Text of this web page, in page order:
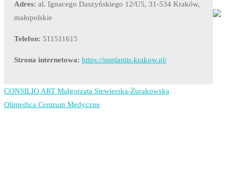
Adres: al. Ignacego Daszyńskiego 12/U5, 31-534 Kraków,
małopolskie
Telefon: 511511615
Strona internetowa: https://implantis.krakow.pl/
Nawigacja
CONSILIO ART Małgorzata Siewierska-Żurakowska
Olimedica Centrum Medyczne